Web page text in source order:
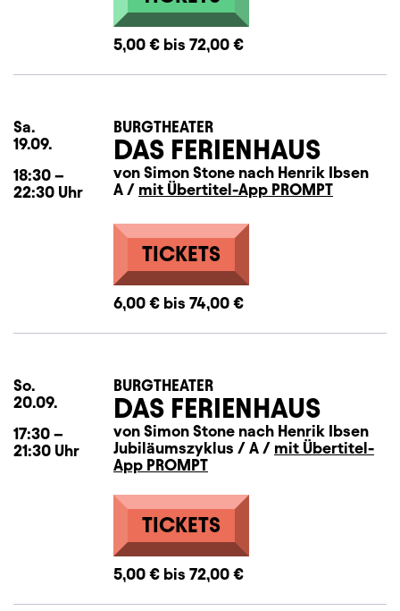
5,00 € bis 72,00 €
Sa.
19.09.
18:30 –
22:30 Uhr
BURGTHEATER
DAS FERIENHAUS
von Simon Stone nach Henrik Ibsen
A / mit Übertitel-App PROMPT
TICKETS
6,00 € bis 74,00 €
So.
20.09.
17:30 –
21:30 Uhr
BURGTHEATER
DAS FERIENHAUS
von Simon Stone nach Henrik Ibsen
Jubiläumszyklus / A / mit Übertitel-
App PROMPT
TICKETS
5,00 € bis 72,00 €